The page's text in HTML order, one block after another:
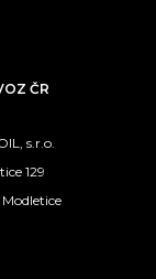
ČR
s.r.o.
129
Modletice